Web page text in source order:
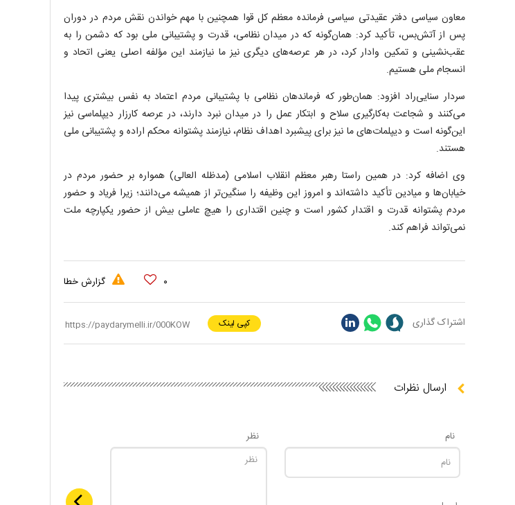
معاون سیاسی دفتر عقیدتی سیاسی فرمانده معظم کل قوا همچنین با مهم خواندن نقش مردم در دوران
پس از آتش‌بس، تأکید کرد: همان‌گونه که در میدان نظامی، قدرت و پشتیبانی ملی بود که دشمن را به
عقب‌نشینی و تمکین وادار کرد، در هر عرصه‌های دیگری نیز ما نیازمند این مؤلفه اصلی یعنی اتحاد و
انسجام ملی هستیم.
سردار سنایی‌راد افزود: همان‌طور که فرماندهان نظامی با پشتیبانی مردم اعتماد به نفس بیشتری پیدا
می‌کنند و شجاعت به‌کارگیری سلاح و ابتکار عمل را در میدان نبرد دارند، در عرصه کارزار دیپلماسی نیز
این‌گونه است و دیپلمات‌های ما نیز برای پیشبرد اهداف نظام، نیازمند پشتوانه محکم اراده و پشتیبانی ملی
هستند.
وی اضافه کرد: در همین راستا رهبر معظم انقلاب اسلامی (مدظله العالی) همواره بر حضور مردم در
خیابان‌ها و میادین تأکید داشته‌اند و امروز این وظیفه را سنگین‌تر از همیشه می‌دانند؛ زیرا فریاد و حضور
مردم پشتوانه قدرت و اقتدار کشور است و چنین اقتداری را هیچ عاملی بیش از حضور یکپارچه ملت
نمی‌تواند فراهم کند.
۰ گزارش خطا
اشتراک گذاری کپی لینک
ارسال نظرات
نام نظر